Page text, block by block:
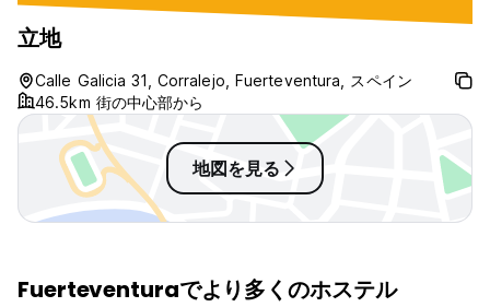
立地
Calle Galicia 31, Corralejo, Fuerteventura, スペイン
46.5km 街の中心部から
地図を見る
Fuerteventuraでより多くのホステル